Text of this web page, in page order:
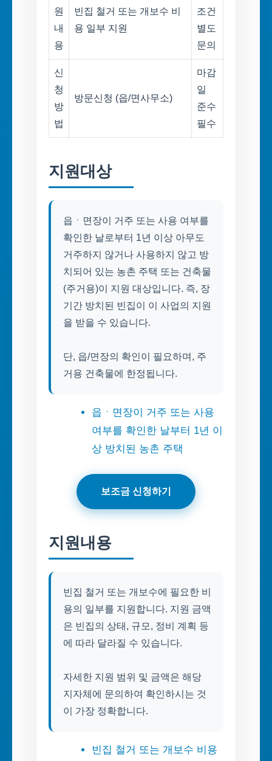
원
내
용
빈집 철거 또는 개보수 비
용 일부 지원
조건
별도
문의
신
청
방
법
방문신청 (읍/면사무소)
마감
일
준수
필수
지원대상
읍ㆍ면장이 거주 또는 사용 여부를
확인한 날로부터 1년 이상 아무도
거주하지 않거나 사용하지 않고 방
치되어 있는 농촌 주택 또는 건축물
(주거용)이 지원 대상입니다. 즉, 장
기간 방치된 빈집이 이 사업의 지원
을 받을 수 있습니다.
단, 읍/면장의 확인이 필요하며, 주
거용 건축물에 한정됩니다.
읍ㆍ면장이 거주 또는 사용
여부를 확인한 날부터 1년 이
상 방치된 농촌 주택
보조금 신청하기
지원내용
빈집 철거 또는 개보수에 필요한 비
용의 일부를 지원합니다. 지원 금액
은 빈집의 상태, 규모, 정비 계획 등
에 따라 달라질 수 있습니다.
자세한 지원 범위 및 금액은 해당
지자체에 문의하여 확인하시는 것
이 가장 정확합니다.
빈집 철거 또는 개보수 비용